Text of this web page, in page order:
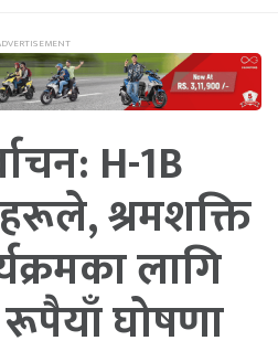
H-1B
श्रमशक्ति
लागि
घोषणा